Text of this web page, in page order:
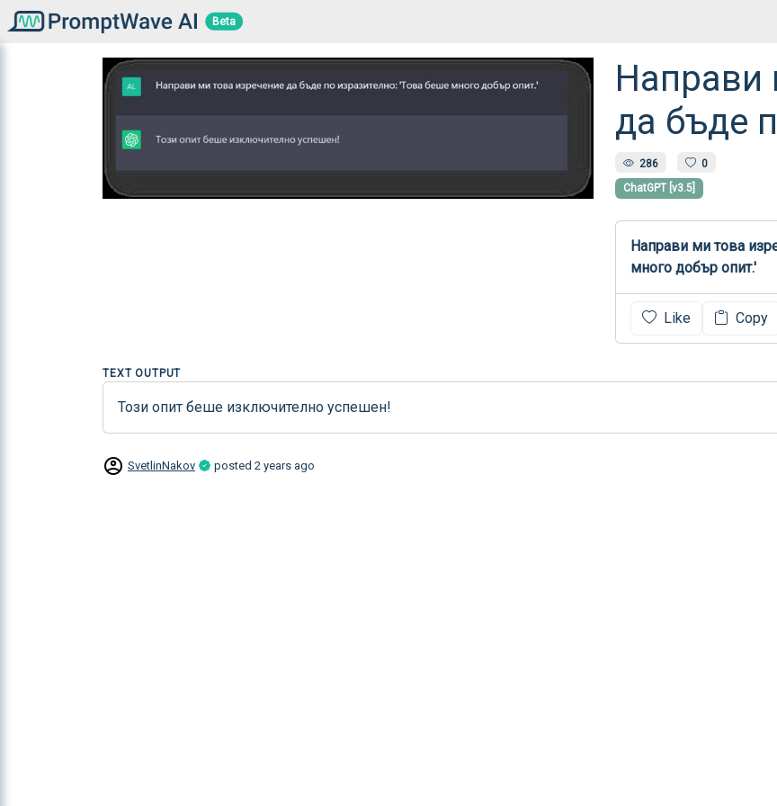
Beta
Направи
да бъде
286 0
ChatGPT [v3.5]
Направи ми това
много добър опит.'
Like Copy
TEXT OUTPUT
Този опит беше изключително успешен!
SvetlinNakov posted 2 years ago